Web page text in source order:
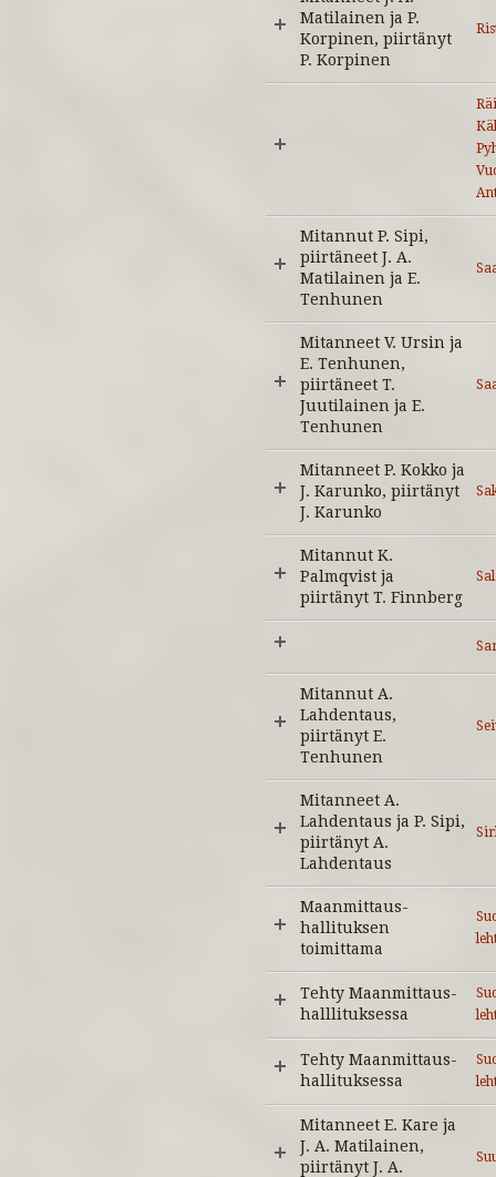
Matilainen ja P.
Korpinen, piirtänyt
P. Korpinen
Mitannut P. Sipi,
piirtäneet J. A.
Matilainen ja E.
Tenhunen
Mitanneet V. Ursin ja
E. Tenhunen,
piirtäneet T.
Juutilainen ja E.
Tenhunen
Mitanneet P. Kokko ja
J. Karunko, piirtänyt
J. Karunko
Mitannut K.
Palmqvist ja
piirtänyt T. Finnberg
Mitannut A.
Lahdentaus,
piirtänyt E.
Tenhunen
Mitanneet A.
Lahdentaus ja P. Sipi,
piirtänyt A.
Lahdentaus
Maanmittaus-
hallituksen
toimittama
Tehty Maanmittaus-
halllituksessa
Tehty Maanmittaus-
hallituksessa
Mitanneet E. Kare ja
J. A. Matilainen,
piirtänyt J. A.